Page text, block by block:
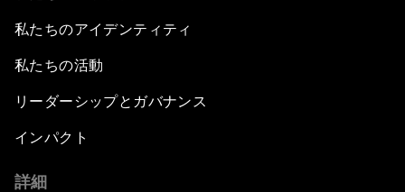
私たちのアイデンティティ
私たちの活動
リーダーシップとガバナンス
インパクト
詳細